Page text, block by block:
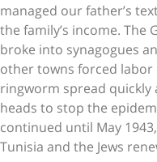
managed our father’s
the family’s income. The
broke into synagogues
other towns forced labor
ringworm spread quickly
heads to stop the
continued until May
Tunisia and the Jews